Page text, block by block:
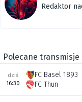
Redaktor
Polecane transmisje
dziś
16:30
FC Basel 1893
FC Thun